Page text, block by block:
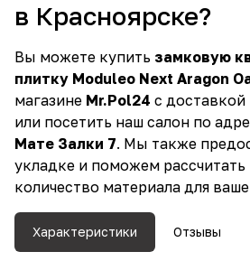
в Красноярске?
Вы можете купить замковую
плитку Moduleo Next Aragon
магазине Mr.Pol24 с доставкой
или посетить наш салон по
Мате Залки 7. Мы также
укладке и поможем
количество материала для
Характеристики Отзывы